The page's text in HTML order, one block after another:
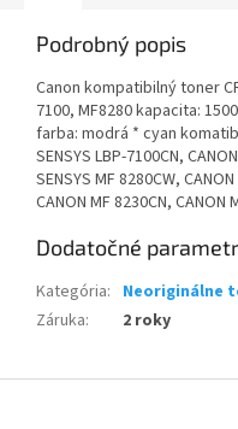
Podrobný popis
Canon kompatibilný toner
7100, MF8280 kapacita:
farba: modrá * cyan
SENSYS LBP-7100CN,
SENSYS MF 8280CW,
CANON MF 8230CN, CANON
Dodatočné
Kategória: Neoriginálne
Záruka: 2 roky